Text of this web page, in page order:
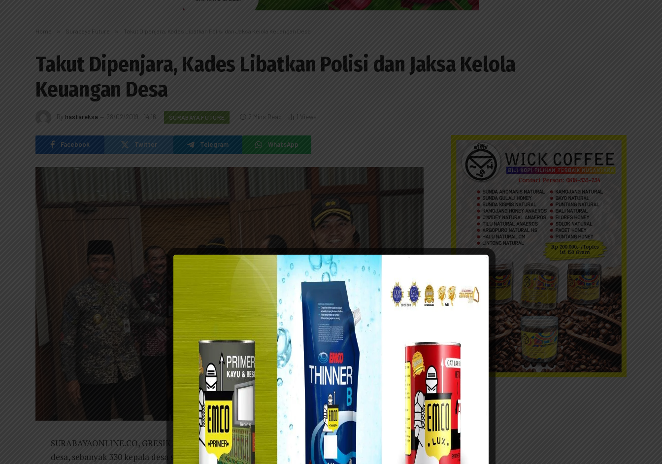
Home » Surabaya Future » Takut Dipenjara, Kades Libatkan Polisi dan Jaksa Kelola Keuangan Desa
Takut Dipenjara, Kades Libatkan Polisi dan Jaksa Kelola
Keuangan Desa
By hastareksa 28/02/2019 - 14:16 SURABAYA FUTURE 2 Mins Read 1 Views
Facebook Twitter Telegram WhatsApp
SURABAYAONLINE.CO, GRESIK – Takut dipenjara karena salah dalam mengelola keuangan
desa, sebanyak 330 kepala desa sepakat melibatkan pendampingan pihak kejaksaan dan